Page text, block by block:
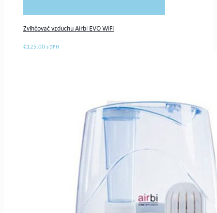
Zvlhčovač vzduchu Airbi EVO WiFi
€125.00 s DPH